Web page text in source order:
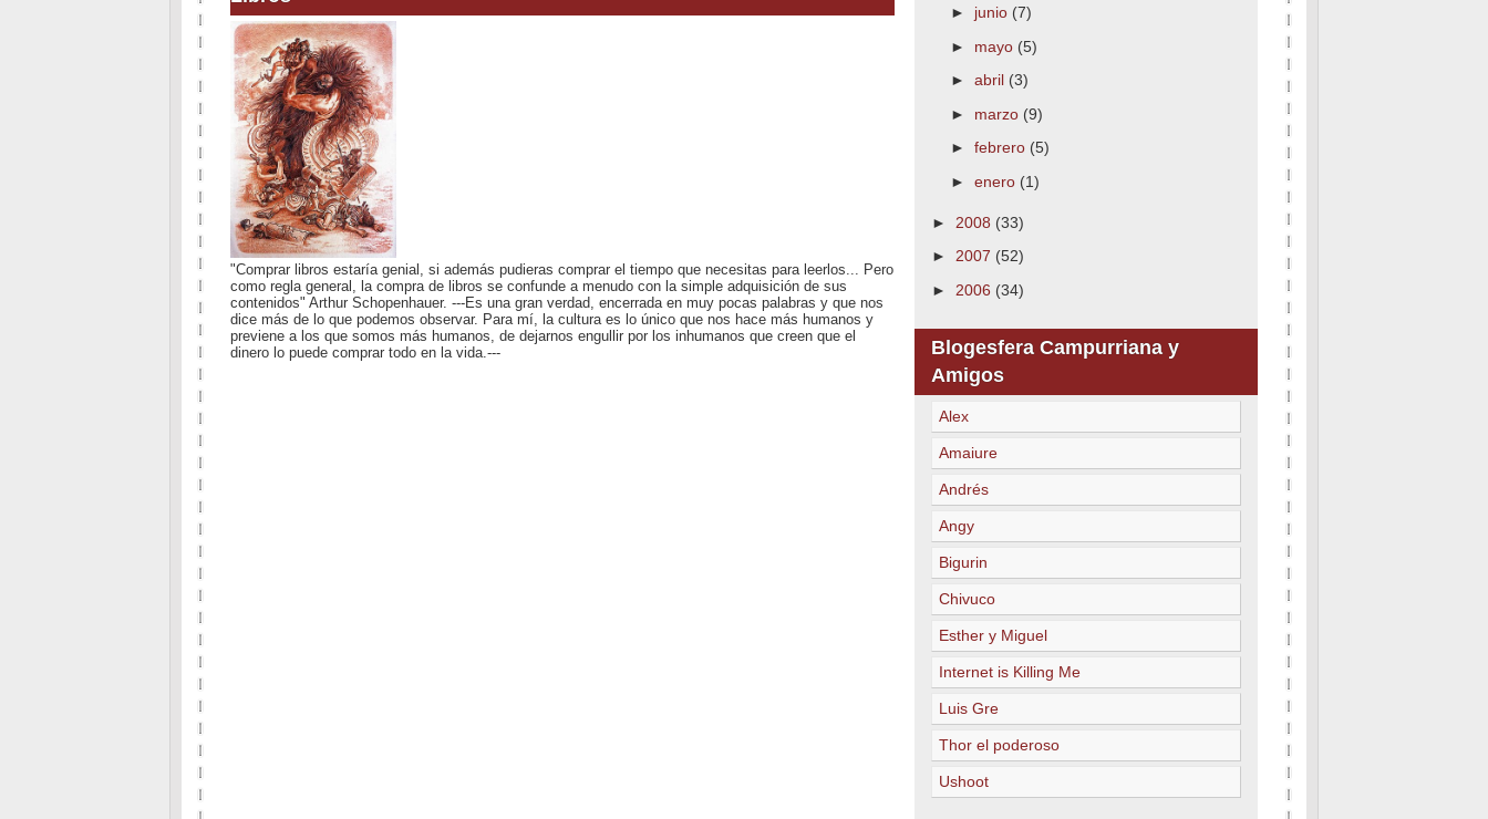
"Comprar libros estaría genial, si además pudieras comprar el tiempo que necesitas para leerlos... Pero
como regla general, la compra de libros se confunde a menudo con la simple adquisición de sus
contenidos" Arthur Schopenhauer. ---Es una gran verdad, encerrada en muy pocas palabras y que nos
dice más de lo que podemos observar. Para mí, la cultura es lo único que nos hace más humanos y
previene a los que somos más humanos, de dejarnos engullir por los inhumanos que creen que el
dinero lo puede comprar todo en la vida.---
► junio (7)
► mayo (5)
► abril (3)
► marzo (9)
► febrero (5)
► enero (1)
► 2008 (33)
► 2007 (52)
► 2006 (34)
Blogesfera Campurriana y
Amigos
Alex
Amaiure
Andrés
Angy
Bigurin
Chivuco
Esther y Miguel
Internet is Killing Me
Luis Gre
Thor el poderoso
Ushoot